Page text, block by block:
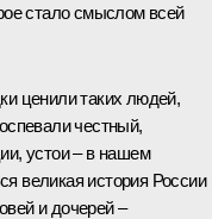
стало смыслом всей
ценили таких людей,
честный,
устои – в нашем
великая история России
и дочерей –